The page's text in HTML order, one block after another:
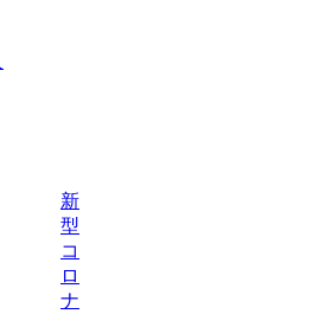
新
型
コ
ロ
ナ